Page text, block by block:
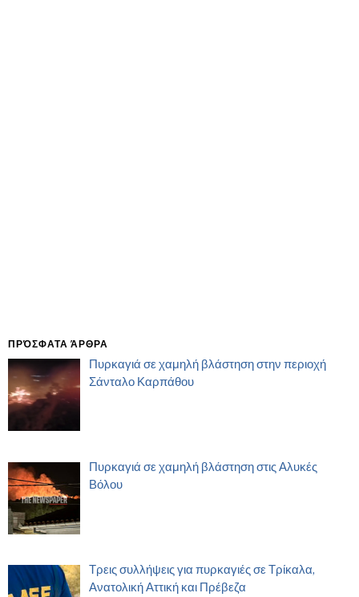
ΠΡΌΣΦΑΤΑ ΆΡΘΡΑ
Πυρκαγιά σε χαμηλή βλάστηση στην περιοχή
Σάνταλο Καρπάθου
Πυρκαγιά σε χαμηλή βλάστηση στις Αλυκές
Βόλου
Τρεις συλλήψεις για πυρκαγιές σε Τρίκαλα,
Ανατολική Αττική και Πρέβεζα